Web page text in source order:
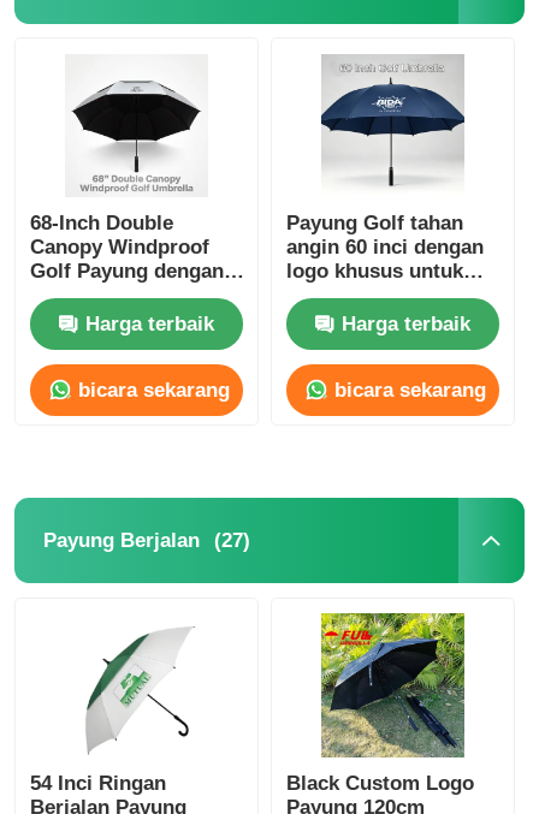
Kontrol kualitas
Hubungi kami
Berita
Semua Kasus
Payung Kompak
payung promosi
68-Inch Double
Canopy Windproof
Golf Payung dengan
UV50+ Titanium Perak
Kain dan 100 km / h
Ketahanan Angin
Harga terbaik
bicara sekarang
Payung Golf tahan
angin 60 inci dengan
logo khusus untuk
penggunaan
perusahaan dan
promosi
Harga terbaik
bicara sekarang
Payung Berjalan (27)
54 Inci Ringan
Berjalan Payung
Black Custom Logo
Payung 120cm